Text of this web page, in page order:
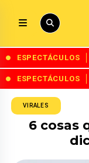
ESPECTÁCULOS
ESPECTÁCULOS
VIRALES
6 cosas